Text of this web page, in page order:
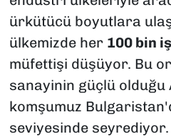
ürkütücü boyutlara
ülkemizde her 100 bin
müfettişi düşüyor. Bu
sanayinin güçlü olduğu
komşumuz
seviyesinde